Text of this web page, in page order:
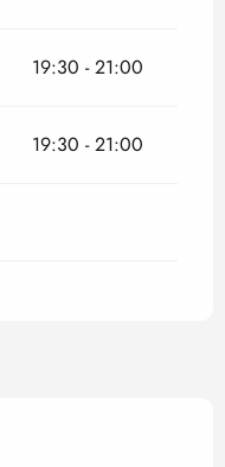
19:30 - 21:00
19:30 - 21:00